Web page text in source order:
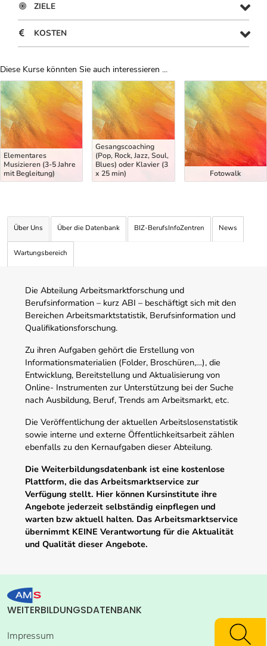
ZIELE
KOSTEN
Diese Kurse könnten Sie auch interessieren ...
Uber Weiterbildungsvorschläge
Elementares
Musizieren (3-5 Jahre
mit Begleitung)
Gesangscoaching
(Pop, Rock, Jazz, Soul,
Blues) oder Klavier (3
x 25 min)
Fotowalk
Über Uns Über die Datenbank BIZ-BerufsInfoZentren News
Wartungsbereich
Die Abteilung Arbeitsmarktforschung und
Berufsinformation – kurz ABI – beschäftigt sich mit den
Bereichen Arbeitsmarktstatistik, Berufsinformation und
Qualifikationsforschung.
Zu ihren Aufgaben gehört die Erstellung von
Informationsmaterialien (Folder, Broschüren,…), die
Entwicklung, Bereitstellung und Aktualisierung von
Online- Instrumenten zur Unterstützung bei der Suche
nach Ausbildung, Beruf, Trends am Arbeitsmarkt, etc.
Die Veröffentlichung der aktuellen Arbeitslosenstatistik
sowie interne und externe Öffentlichkeitsarbeit zählen
ebenfalls zu den Kernaufgaben dieser Abteilung.
Die Weiterbildungsdatenbank ist eine kostenlose
Plattform, die das Arbeitsmarktservice zur
Verfügung stellt. Hier können Kursinstitute ihre
Angebote jederzeit selbständig einpflegen und
warten bzw aktuell halten. Das Arbeitsmarktservice
übernimmt KEINE Verantwortung für die Aktualität
und Qualität dieser Angebote.
WEITERBILDUNGSDATENBANK
Impressum